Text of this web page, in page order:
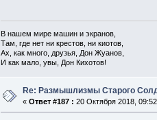
В нашем мире машин и экранов,
Там, где нет ни крестов, ни киотов,
Ах, как много, друзья, Дон Жуанов,
И как мало, увы, Дон Кихотов!
Re: Размышлизмы Старого
«Ответ #187 : 20 Октября 2018,